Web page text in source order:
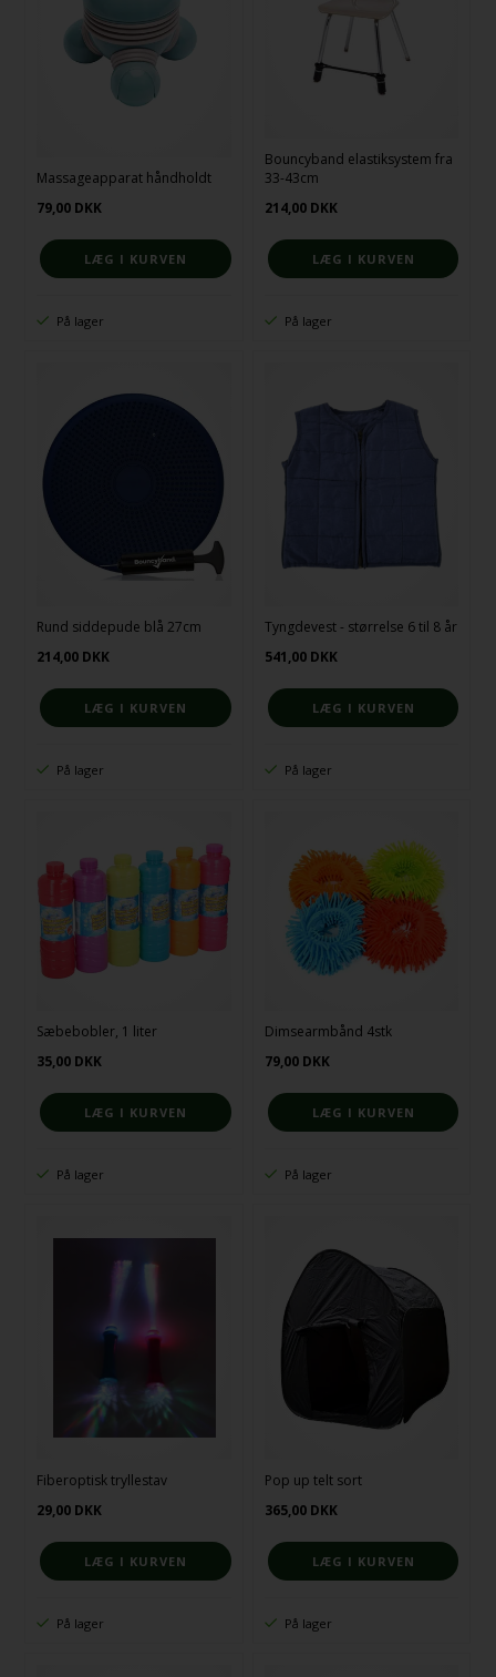
Massageapparat håndholdt
79,00 DKK
På lager
Bouncyband elastiksystem fra
33-43cm
214,00 DKK
På lager
Rund siddepude blå 27cm
214,00 DKK
På lager
Tyngdevest - størrelse 6 til 8 år
541,00 DKK
På lager
Sæbebobler, 1 liter
35,00 DKK
På lager
Dimsearmbånd 4stk
79,00 DKK
På lager
Fiberoptisk tryllestav
29,00 DKK
På lager
Pop up telt sort
365,00 DKK
På lager